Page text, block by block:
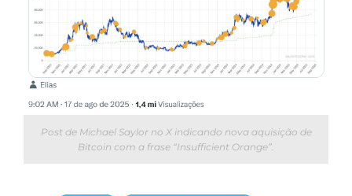
Post de Michael Saylor no X indicando nova aquisição de
Bitcoin com a frase “Insufficient Orange”.